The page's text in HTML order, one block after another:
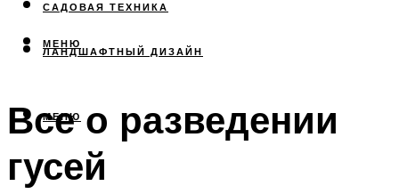
САДОВАЯ ТЕХНИКА
ЛАНДШАФТНЫЙ ДИЗАЙН
МЕНЮ
МЕНЮ
Все о разведении
гусей